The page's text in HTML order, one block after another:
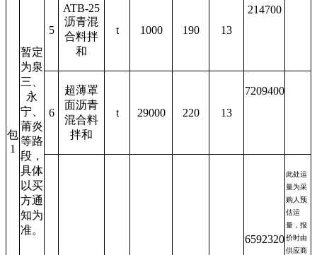
包
1
暂定
为泉
三、
永
宁、
莆炎
等路
段，
具体
以买
方通
知为
准。
5
ATB-25
沥青混
合料拌
和
t 1000 190 13
214700
6
超薄罩
面沥青
混合料
拌和
t 29000 220 13
7209400
6592320
此处运
量为采
购人预
估运
量，报
价时由
供应商